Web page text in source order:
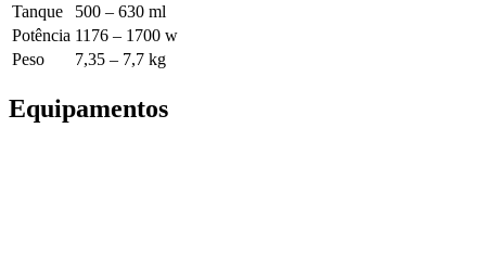
Tanque
500 – 630 ml
Potência 1176 – 1700 w
Peso
7,35 – 7,7 kg
Equipamentos